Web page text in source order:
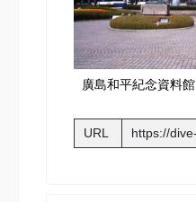
廣島和平紀念資料
URL https://